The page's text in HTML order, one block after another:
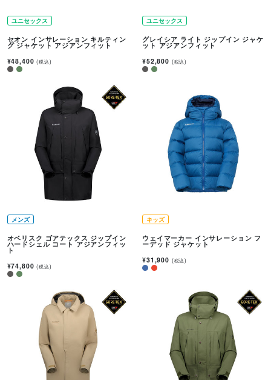
ユニセックス
セオン インサレーション キルティン
グ ジャケット アジアンフィット
¥48,400(税込)
ユニセックス
グレイシア ライト ジップイン ジャケ
ット アジアンフィット
¥52,800 (税込)
メンズ
オベリスク ゴアテックス ジップイン
ハードシェル コート アジアンフィッ
ト
¥74,800(税込)
キッズ
ウェイマーカー インサレーション フ
ーデッド ジャケット
¥31,900 (税込)